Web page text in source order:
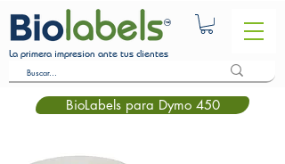
La primera impresion ante tus clientes
BioLabels para Dymo 450